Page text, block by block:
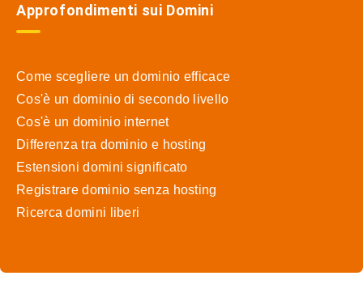
Approfondimenti sui Domini
Come scegliere un dominio efficace
Cos'è un dominio di secondo livello
Cos'è un dominio internet
Differenza tra dominio e hosting
Estensioni domini significato
Registrare dominio senza hosting
Ricerca domini liberi